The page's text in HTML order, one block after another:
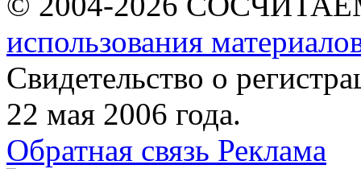
использования
Свидетельство о
22 мая 2006 года.
Обратная связь Реклама